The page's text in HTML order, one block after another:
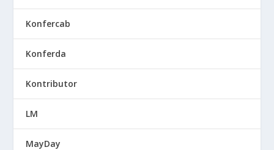
Konfercab
Konferda
Kontributor
LM
MayDay